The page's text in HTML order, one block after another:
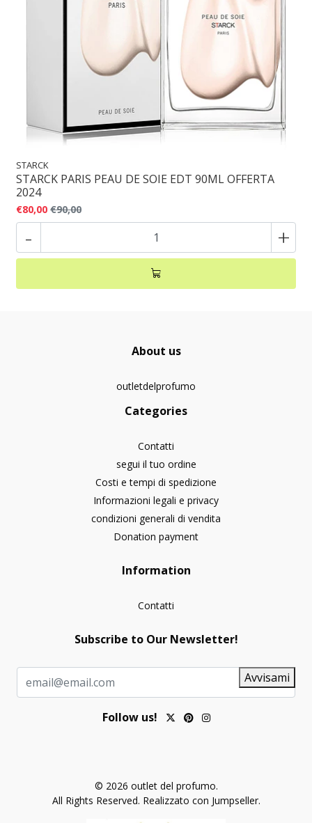
STARCK
STARCK PARIS PEAU DE SOIE EDT 90ML OFFERTA
2024
€80,00 €90,00
- +
About us
outletdelprofumo
Categories
Contatti
segui il tuo ordine
Costi e tempi di spedizione
Informazioni legali e privacy
condizioni generali di vendita
Donation payment
Information
Contatti
Subscribe to Our Newsletter!
Avvisami
Follow us!
© 2026 outlet del profumo.
All Rights Reserved. Realizzato con Jumpseller.